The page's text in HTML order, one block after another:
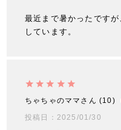
最近まで暑かったです
ちゃちゃのママ 10
投稿日
2025/01/30